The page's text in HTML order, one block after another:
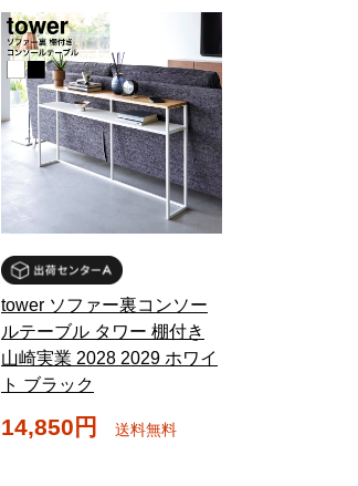
tower ソファー裏コンソー
ルテーブル タワー 棚付き
山崎実業 2028 2029 ホワイ
ト ブラック
14,850円 送料無料